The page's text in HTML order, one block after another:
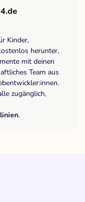
Kinder,
herunter,
mit deinen
Team aus
zugänglich,
.